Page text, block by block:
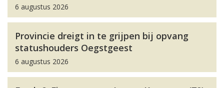
6 augustus 2026
Provincie dreigt in te grijpen bij opvang
statushouders Oegstgeest
6 augustus 2026